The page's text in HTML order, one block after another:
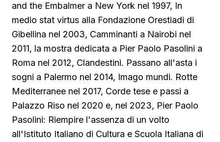
and the Embalmer a New York nel 1997, In
medio stat virtus alla Fondazione Orestiadi di
Gibellina nel 2003, Camminanti a Nairobi nel
2011, la mostra dedicata a Pier Paolo Pasolini a
Roma nel 2012, Clandestini. Passano all'asta i
sogni a Palermo nel 2014, Imago mundi. Rotte
Mediterranee nel 2017, Corde tese e passi a
Palazzo Riso nel 2020 e, nel 2023, Pier Paolo
Pasolini: Riempire l'assenza di un volto
all'Istituto Italiano di Cultura e Scuola Italiana di